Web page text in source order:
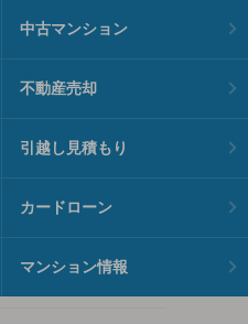
中古マンション
不動産売却
引越し見積もり
カードローン
マンション情報